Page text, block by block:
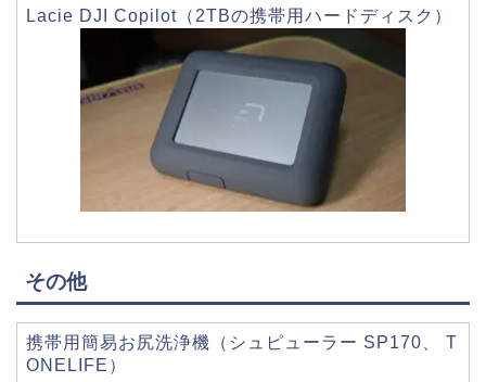
Lacie DJI Copilot（2TBの携帯用ハードディスク）
その他
携帯用簡易お尻洗浄機（シュピューラー SP170、 T
ONELIFE）